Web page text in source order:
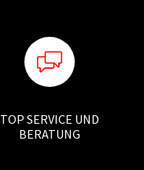
TOP SERVICE UND
BERATUNG